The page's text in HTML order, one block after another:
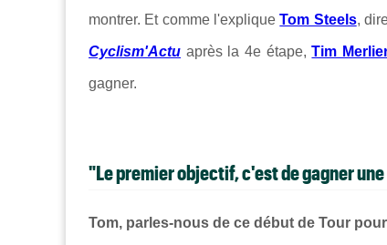
montrer. Et comme l'expliqueTom Steels,
Cyclism'Actu après la 4e étape,Tim
gagner.
"Le premier objectif, c'est de gagner
Tom, parles-nous de ce début de Tour